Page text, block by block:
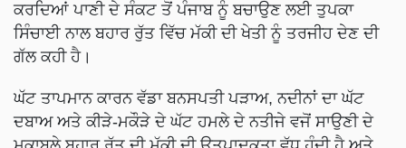
ਕਰਦਿਆਂ ਪਾਣੀ ਦੇ ਸੰਕਟ ਤੋਂ ਪੰਜਾਬ ਨੂੰ ਬਚਾਉਣ ਲਈ ਤੁਪਕਾ
ਸਿੰਚਾਈ ਨਾਲ ਬਹਾਰ ਰੁੱਤ ਵਿੱਚ ਮੱਕੀ ਦੀ ਖੇਤੀ ਨੂੰ ਤਰਜੀਹ ਦੇਣ ਦੀ
ਗੱਲ ਕਹੀ ਹੈ।
ਘੱਟ ਤਾਪਮਾਨ ਕਾਰਨ ਵੱਡਾ ਬਨਸਪਤੀ ਪੜਾਅ, ਨਦੀਨਾਂ ਦਾ ਘੱਟ
ਦਬਾਅ ਅਤੇ ਕੀੜੇ-ਮਕੌੜੇ ਦੇ ਘੱਟ ਹਮਲੇ ਦੇ ਨਤੀਜੇ ਵਜੋਂ ਸਾਉਣੀ ਦੇ